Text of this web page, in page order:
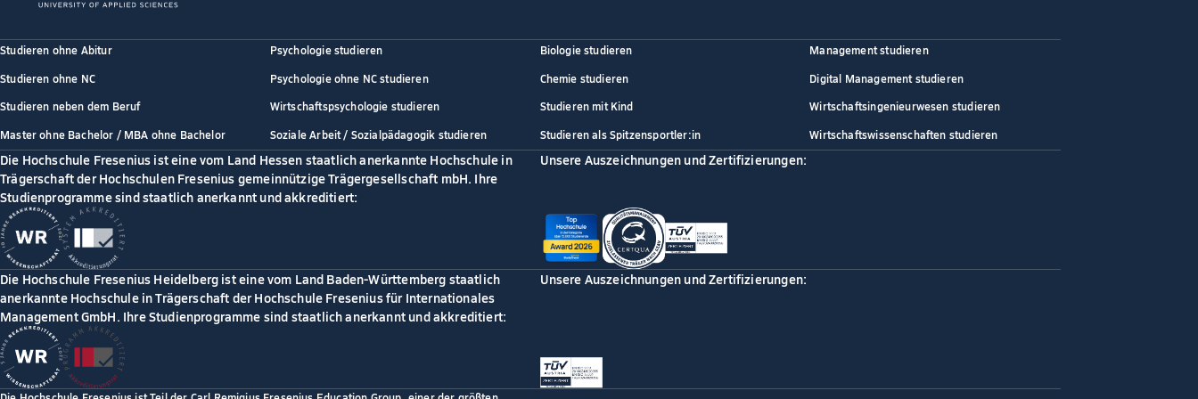
Studieren ohne Abitur
Studieren ohne NC
Studieren neben dem Beruf
Master ohne Bachelor / MBA ohne Bachelor
Psychologie studieren
Psychologie ohne NC studieren
Wirtschaftspsychologie studieren
Soziale Arbeit / Sozialpädagogik studieren
Biologie studieren
Chemie studieren
Studieren mit Kind
Studieren als Spitzensportler:in
Management studieren
Digital Management studieren
Wirtschaftsingenieurwesen studieren
Wirtschaftswissenschaften studieren
Die Hochschule Fresenius ist eine vom Land Hessen staatlich anerkannte Hochschule in
Trägerschaft der Hochschulen Fresenius gemeinnützige Trägergesellschaft mbH. Ihre
Studienprogramme sind staatlich anerkannt und akkreditiert:
Unsere Auszeichnungen und Zertifizierungen:
Die Hochschule Fresenius Heidelberg ist eine vom Land Baden-Württemberg staatlich
anerkannte Hochschule in Trägerschaft der Hochschule Fresenius für Internationales
Management GmbH. Ihre Studienprogramme sind staatlich anerkannt und akkreditiert:
Unsere Auszeichnungen und Zertifizierungen: